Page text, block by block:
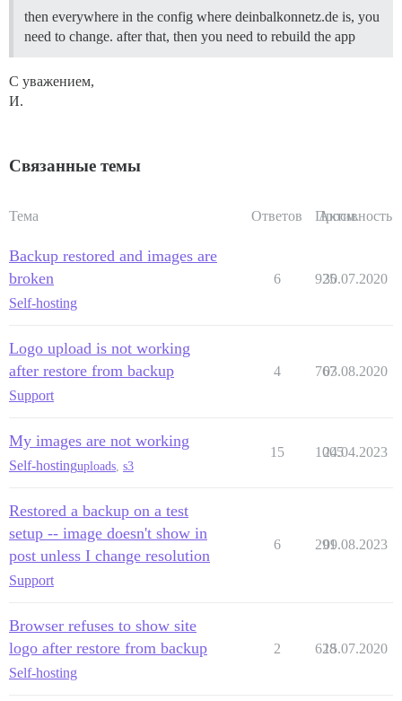
then everywhere in the config where deinbalkonnetz.de is, you
need to change. after that, then you need to rebuild the app
С уважением,
И.
Связанные темы
Тема Ответов Просм.
Активность
Backup restored and images are
broken
Self-hosting
6 925
30.07.2020
Logo upload is not working
after restore from backup
Support
4 767
03.08.2020
My images are not working
Self-hostinguploads s3
15 1005
24.04.2023
Restored a backup on a test
setup -- image doesn't show in
post unless I change resolution
Support
6 291
09.08.2023
Browser refuses to show site
logo after restore from backup
Self-hosting
2 628
15.07.2020